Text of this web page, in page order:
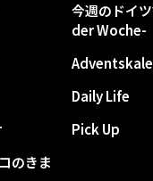
今週のドイ
der Woche-
Daily Life
Pick Up
のきま